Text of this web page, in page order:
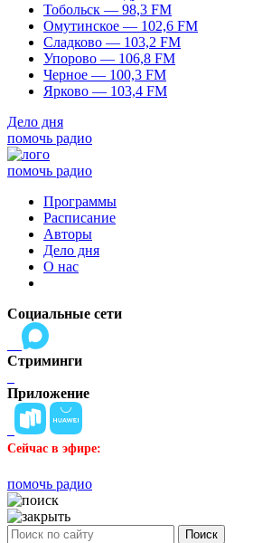
Тобольск — 98,3 FM
Омутинское — 102,6 FM
Сладково — 103,2 FM
Упорово — 106,8 FM
Черное — 100,3 FM
Ярково — 103,4 FM
Дело дня
помочь радио
помочь радио
Программы
Расписание
Авторы
Дело дня
О нас
Социальные сети
Стриминги
Приложение
Сейчас в эфире:
помочь радио
Поиск